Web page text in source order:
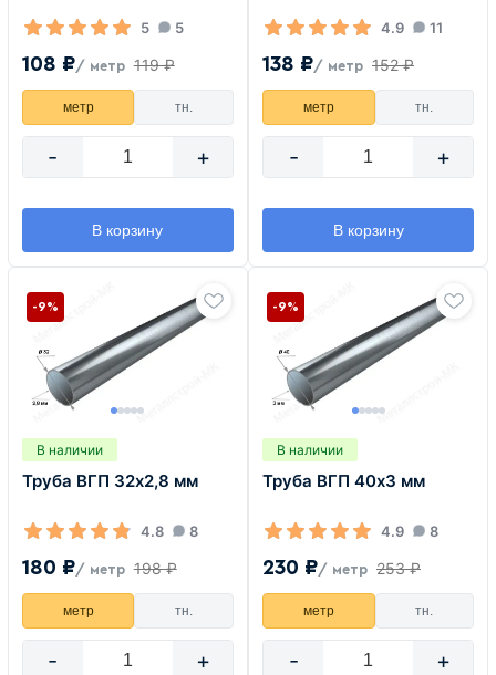
5 5
108 ₽/ метр 119 ₽
метр тн.
- +
В корзину
4.9 11
138 ₽/ метр 152 ₽
метр тн.
- +
В корзину
В наличии
Труба ВГП 32х2,8 мм
4.8 8
180 ₽/ метр 198 ₽
-9%
метр тн.
- +
В наличии
Труба ВГП 40х3 мм
4.9 8
230 ₽/ метр 253 ₽
-9%
метр тн.
- +